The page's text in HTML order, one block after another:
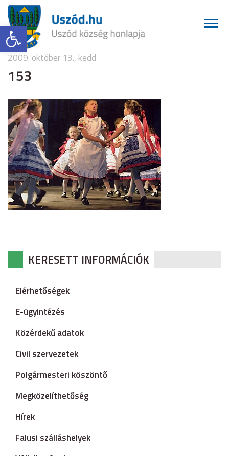
Eszköztár megnyitása
2009. október 13., kedd
153
KERESETT INFORMÁCIÓK
Elérhetőségek
E-ügyintézés
Közérdekű adatok
Civil szervezetek
Polgármesteri köszöntő
Megközelíthetőség
Hírek
Falusi szálláshelyek